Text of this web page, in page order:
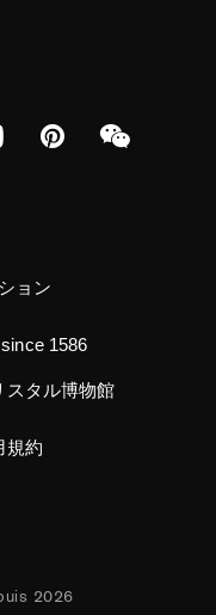
YouTubePinterest
ョン
1586
スタル博物館
規約
2026